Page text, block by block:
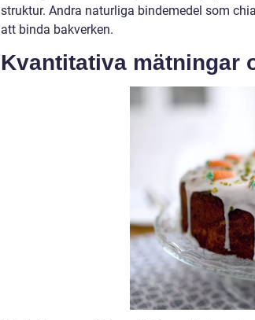
struktur. Andra naturliga bindemedel som
att binda bakverken.
Kvantitativa mätningar